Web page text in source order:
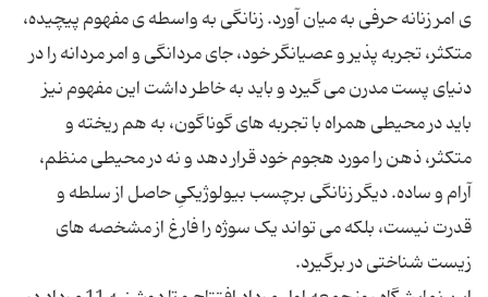
ی امر زنانه حرفی به میان آورد. زنانگی به واسطه ی مفهوم پیچیده،
متکثر، تجربه پذیر و عصیانگر خود، جای مردانگی و امر مردانه را در
دنیای پست مدرن می گیرد و باید به خاطر داشت این مفهوم نیز
باید در محیطی همراه با تجربه های گوناگون، به هم ریخته و
متکثر، ذهن را مورد هجوم خود قرار دهد و نه در محیطی منظم،
آرام و ساده. دیگر زنانگی برچسب بیولوژیکیِ حاصل از سلطه و
قدرت نیست، بلکه می تواند یک سوژه را فارغ از مشخصه های